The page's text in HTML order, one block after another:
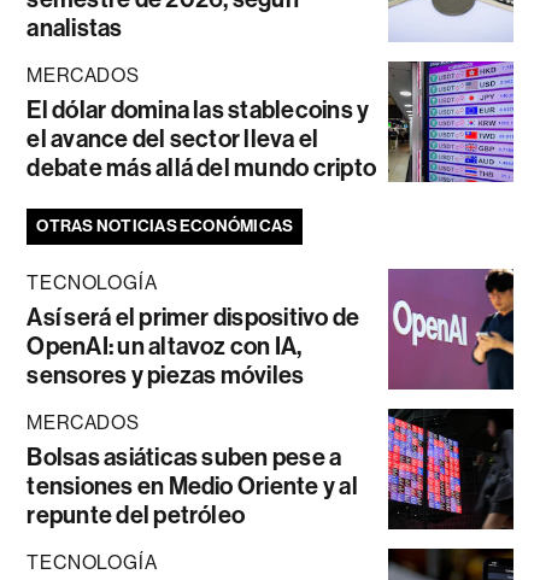
analistas
MERCADOS
El dólar domina las stablecoins y
el avance del sector lleva el
debate más allá del mundo cripto
OTRAS NOTICIAS ECONÓMICAS
TECNOLOGÍA
Así será el primer dispositivo de
OpenAI: un altavoz con IA,
sensores y piezas móviles
MERCADOS
Bolsas asiáticas suben pese a
tensiones en Medio Oriente y al
repunte del petróleo
TECNOLOGÍA